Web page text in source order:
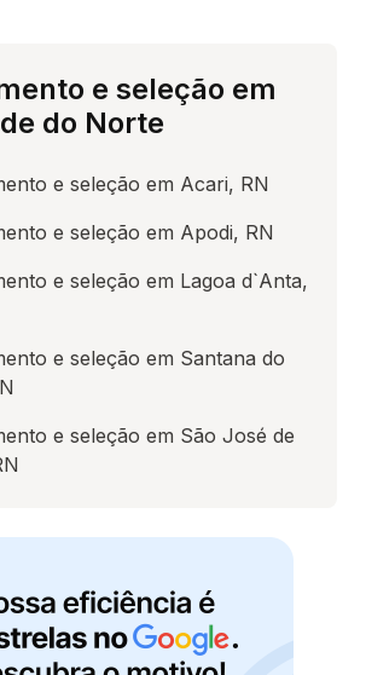
e seleção em
do Norte
e seleção em Acari, RN
e seleção em Apodi, RN
e seleção em Lagoa d`Anta,
e seleção em Santana do
e seleção em São José de